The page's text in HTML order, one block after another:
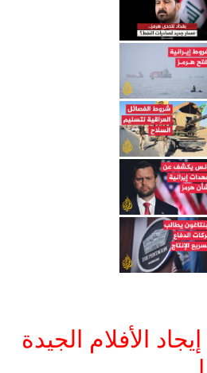
الأفلام الجيدة